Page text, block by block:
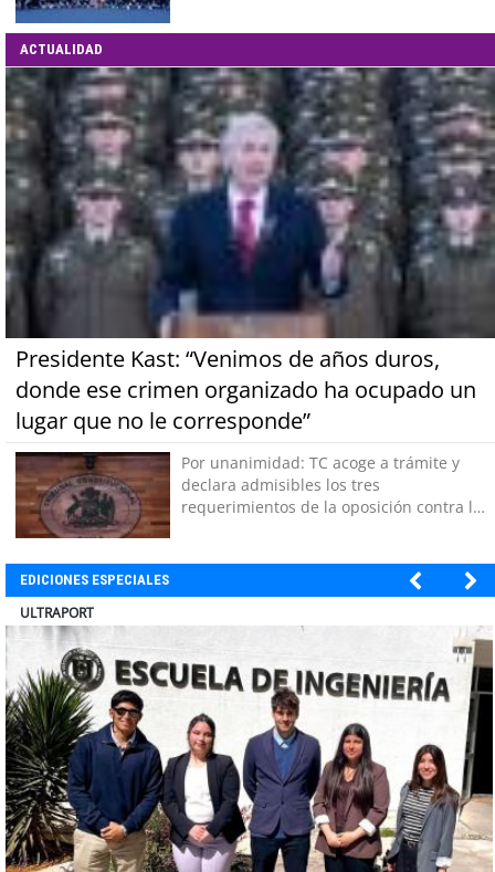
ACTUALIDAD
Presidente Kast: “Venimos de años duros,
donde ese crimen organizado ha ocupado un
lugar que no le corresponde”
Por unanimidad: TC acoge a trámite y
declara admisibles los tres
requerimientos de la oposición contra la
EDICIONES ESPECIALES
BANCO DE CHILE